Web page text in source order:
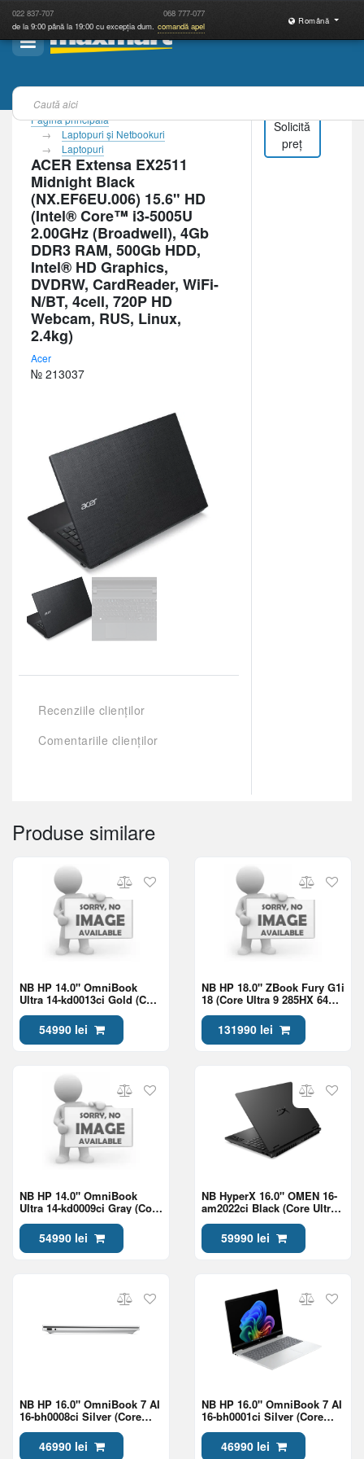
022 837-707 068 777-077
de la 9:00 până la 19:00 cu excepția dum. comandă apel
Română
Pagina principală
Laptopuri şi Netbookuri
Laptopuri
ACER Extensa EX2511
Midnight Black
(NX.EF6EU.006) 15.6" HD
(Intel® Core™ i3-5005U
2.00GHz (Broadwell), 4Gb
DDR3 RAM, 500Gb HDD,
Intel® HD Graphics,
DVDRW, CardReader, WiFi-
N/BT, 4cell, 720P HD
Webcam, RUS, Linux,
2.4kg)
Acer
№ 213037
Recenziile clienților
Comentariile clienților
Solicită
preț
Produse similare
NB HP 14.0" OmniBook
Ultra 14-kd0013ci Gold (Core
Ultra 7 356H 32Gb 1Tb Win
11) 54990 lei
NB HP 18.0" ZBook Fury G1i
18 (Core Ultra 9 285HX 64Gb
2Tb RTX Pro 2000 8Gb Win
11) 131990 lei
NB HP 14.0" OmniBook
Ultra 14-kd0009ci Gray (Core
Ultra 7 356H 32Gb 1Tb Win
11) 54990 lei
NB HyperX 16.0" OMEN 16-
am2022ci Black (Core Ultra
7 270HX Plus 24Gb 1Tb
5060 8Gb)
59990 lei
NB HP 16.0" OmniBook 7 AI
16-bh0008ci Silver (Core
Ultra 7 356H 24Gb 1Tb Win
11) 46990 lei
NB HP 16.0" OmniBook 7 AI
16-bh0001ci Silver (Core
Ultra 7 356H 24Gb 1Tb Win
11) 46990 lei